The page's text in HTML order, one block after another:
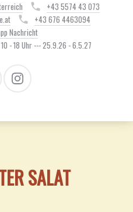
+43 5574 43 073
+43 676 4463094
Nachricht
- 18 Uhr --- 25.9.26 - 6.5.27
SALAT